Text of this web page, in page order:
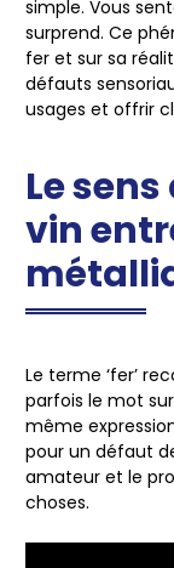
simple. Vous
surprend. Ce
fer et sur sa
défauts
usages et offrir
Le
vin
Le terme ‘fer’
parfois le mot
même
pour un défaut
amateur et le
choses.